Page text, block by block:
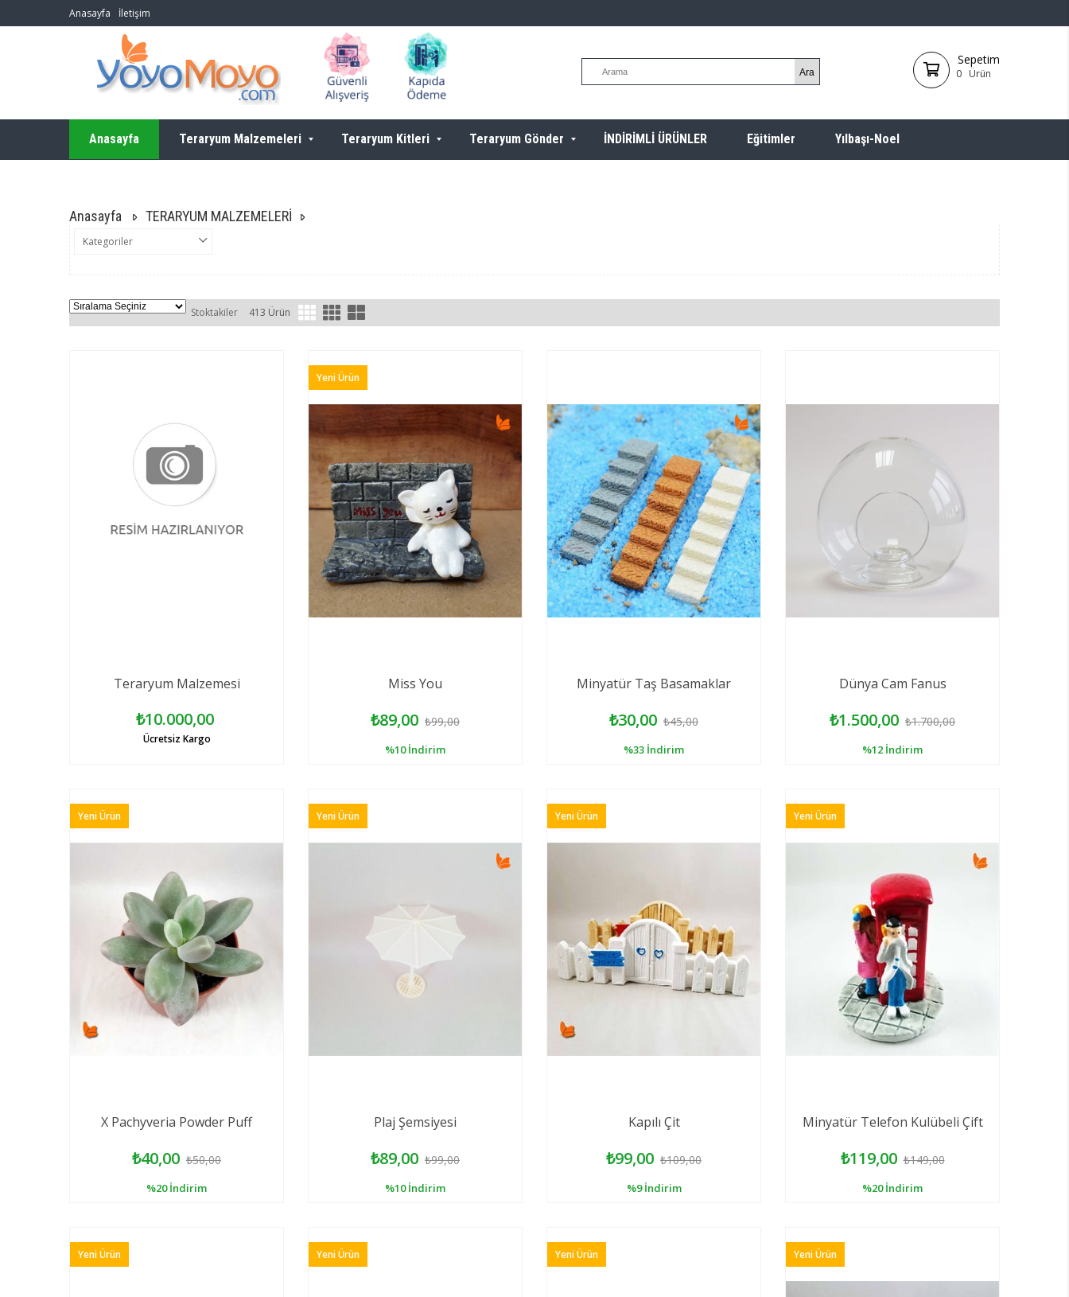
Anasayfa İletişim
Sepetim
0 Ürün
Anasayfa Teraryum Malzemeleri Teraryum Kitleri Teraryum Gönder İNDİRİMLİ ÜRÜNLER Eğitimler Yılbaşı-Noel
Anasayfa TERARYUM MALZEMELERİ
Kategoriler
Stoktakiler 413 Ürün
Teraryum Malzemesi
₺10.000,00
Ücretsiz Kargo
Miss You
₺89,00 ₺99,00
%10 İndirim
Yeni Ürün
Minyatür Taş Basamaklar
₺30,00 ₺45,00
%33 İndirim
Dünya Cam Fanus
₺1.500,00 ₺1.700,00
%12 İndirim
X Pachyveria Powder Puff
₺40,00 ₺50,00
%20 İndirim
Yeni Ürün
Plaj Şemsiyesi
₺89,00 ₺99,00
%10 İndirim
Yeni Ürün
Kapılı Çit
₺99,00 ₺109,00
%9 İndirim
Yeni Ürün
Minyatür Telefon Kulübeli Çift
₺119,00 ₺149,00
%20 İndirim
Yeni Ürün
Yeni Ürün Yeni Ürün Yeni Ürün Yeni Ürün